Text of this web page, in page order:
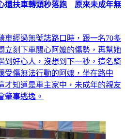
還扶車轉頭秒落跑 原來未成年無
車經過無號誌路口時，跟一名70多
立刻下車關心阿嬤的傷勢，再幫她
到好心人，沒想到下一秒，這名騎
受傷無法行動的阿嬤，坐在路中
才知道是車主家中，未成年的親友
肇事逃逸。